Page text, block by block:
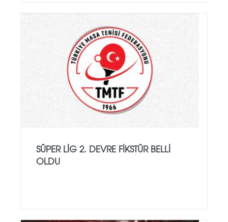
SÜPER LİG 2. DEVRE FIKSTÜR BELLI
OLDU